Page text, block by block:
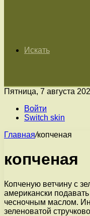
Искать
Пятница, 7 августа
Войти
Switch skin
Главная/копченая
копченая
Копченую ветчину с
американски
чесночным маслом.
зеленоватой